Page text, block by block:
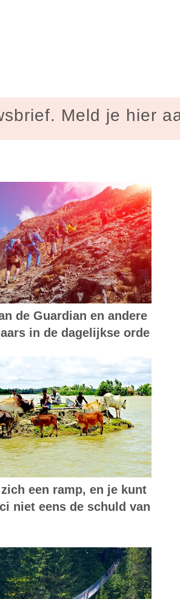
Meld je hier
de Guardian en andere
in de dagelijkse orde
een ramp, en je kunt
niet eens de schuld van